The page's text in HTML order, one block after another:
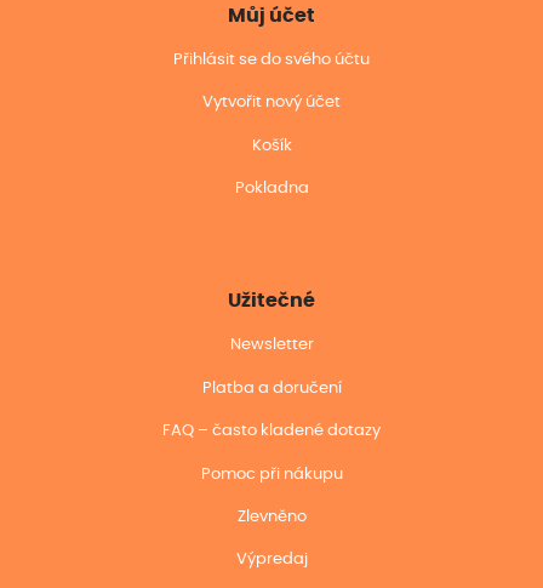
Můj účet
Přihlásit se do svého účtu
Vytvořit nový účet
Košík
Pokladna
Užitečné
Newsletter
Platba a doručení
FAQ – často kladené dotazy
Pomoc při nákupu
Zlevněno
Výpredaj